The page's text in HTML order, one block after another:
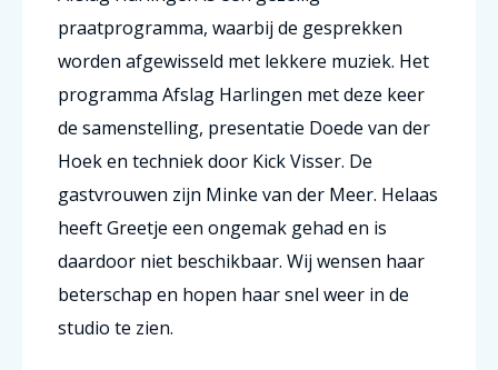
praatprogramma, waarbij de gesprekken
worden afgewisseld met lekkere muziek. Het
programma Afslag Harlingen met deze keer
de samenstelling, presentatie Doede van der
Hoek en techniek door Kick Visser. De
gastvrouwen zijn Minke van der Meer. Helaas
heeft Greetje een ongemak gehad en is
daardoor niet beschikbaar. Wij wensen haar
beterschap en hopen haar snel weer in de
studio te zien.